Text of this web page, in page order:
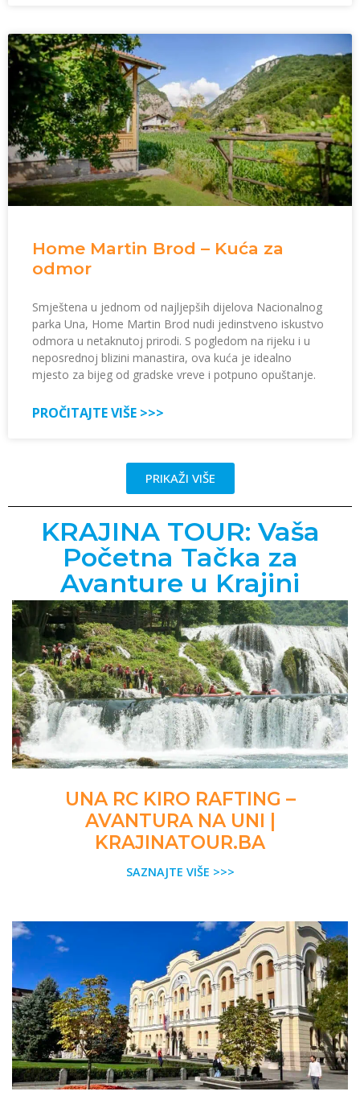
Home Martin Brod – Kuća za
odmor
Smještena u jednom od najljepših dijelova Nacionalnog
parka Una, Home Martin Brod nudi jedinstveno iskustvo
odmora u netaknutoj prirodi. S pogledom na rijeku i u
neposrednoj blizini manastira, ova kuća je idealno
mjesto za bijeg od gradske vreve i potpuno opuštanje.
PROČITAJTE VIŠE >>>
PRIKAŽI VIŠE
KRAJINA TOUR: Vaša
Početna Tačka za
Avanture u Krajini
UNA RC KIRO RAFTING –
AVANTURA NA UNI |
KRAJINATOUR.BA
SAZNAJTE VIŠE >>>